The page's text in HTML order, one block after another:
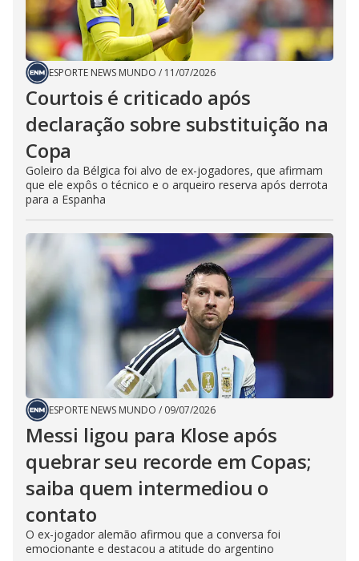
ESPORTE NEWS MUNDO / 11/07/2026
Courtois é criticado após
declaração sobre substituição na
Copa
Goleiro da Bélgica foi alvo de ex-jogadores, que afirmam
que ele expôs o técnico e o arqueiro reserva após derrota
para a Espanha
ESPORTE NEWS MUNDO / 09/07/2026
Messi ligou para Klose após
quebrar seu recorde em Copas;
saiba quem intermediou o
contato
O ex-jogador alemão afirmou que a conversa foi
emocionante e destacou a atitude do argentino